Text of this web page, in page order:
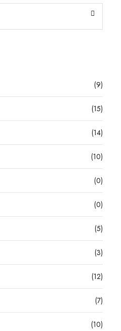
(9)
(15)
(14)
(10)
(0)
(0)
(5)
(3)
(12)
(7)
(10)